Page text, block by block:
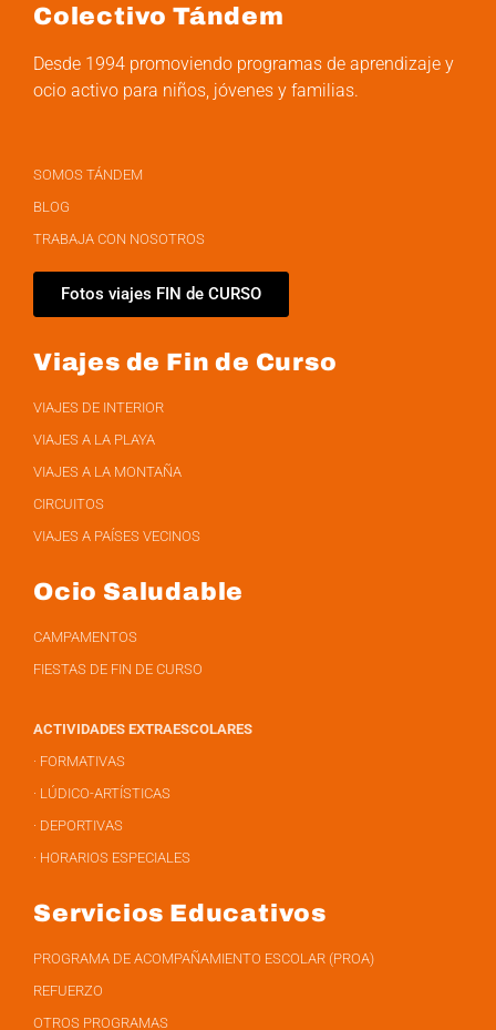
Colectivo Tándem
Desde 1994 promoviendo programas de aprendizaje y
ocio activo para niños, jóvenes y familias.
SOMOS TÁNDEM
BLOG
TRABAJA CON NOSOTROS
Fotos viajes FIN de CURSO
Viajes de Fin de Curso
VIAJES DE INTERIOR
VIAJES A LA PLAYA
VIAJES A LA MONTAÑA
CIRCUITOS
VIAJES A PAÍSES VECINOS
Ocio Saludable
CAMPAMENTOS
FIESTAS DE FIN DE CURSO
ACTIVIDADES EXTRAESCOLARES
· FORMATIVAS
· LÚDICO-ARTÍSTICAS
· DEPORTIVAS
· HORARIOS ESPECIALES
Servicios Educativos
PROGRAMA DE ACOMPAÑAMIENTO ESCOLAR (PROA)
REFUERZO
OTROS PROGRAMAS